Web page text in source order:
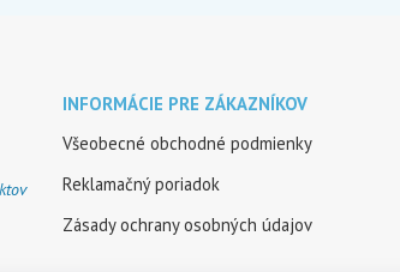
INFORMÁCIE PRE ZÁKAZNÍKOV
Všeobecné obchodné podmienky
Reklamačný poriadok
Zásady ochrany osobných údajov